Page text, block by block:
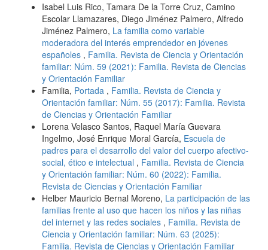
Isabel Luis Rico, Tamara De la Torre Cruz, Camino
Escolar Llamazares, Diego Jiménez Palmero, Alfredo
Jiménez Palmero, La familia como variable
moderadora del interés emprendedor en jóvenes
españoles , Familia. Revista de Ciencia y Orientación
familiar: Núm. 59 (2021): Familia. Revista de Ciencias
y Orientación Familiar
Familia, Portada , Familia. Revista de Ciencia y
Orientación familiar: Núm. 55 (2017): Familia. Revista
de Ciencias y Orientación Familiar
Lorena Velasco Santos, Raquel María Guevara
Ingelmo, José Enrique Moral García, Escuela de
padres para el desarrollo del valor del cuerpo afectivo-
social, ético e intelectual , Familia. Revista de Ciencia
y Orientación familiar: Núm. 60 (2022): Familia.
Revista de Ciencias y Orientación Familiar
Helber Mauricio Bernal Moreno, La participación de las
familias frente al uso que hacen los niños y las niñas
del internet y las redes sociales , Familia. Revista de
Ciencia y Orientación familiar: Núm. 63 (2025):
Familia. Revista de Ciencias y Orientación Familiar